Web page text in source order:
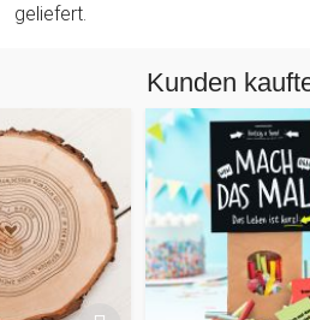
geliefert.
Kunden